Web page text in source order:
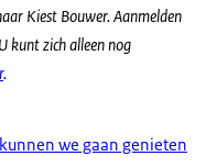
Kiest Bouwer. Aanmelden
kunt zich alleen nog
.
we gaan genieten